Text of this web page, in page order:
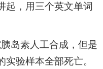
起，用三个英文单词
岛素人工合成，但是
验样本全部死亡。